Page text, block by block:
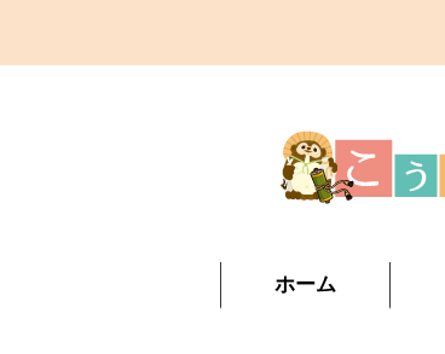
甲賀市で行われているイベン
ホーム